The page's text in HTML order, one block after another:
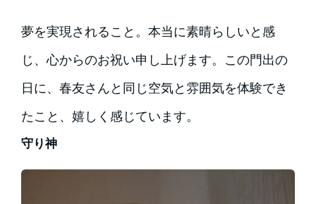
夢を実現されること。本当に素晴らしいと感
じ、心からのお祝い申し上げます。この門出の
日に、春友さんと同じ空気と雰囲気を体験でき
たこと、嬉しく感じています。
守り神